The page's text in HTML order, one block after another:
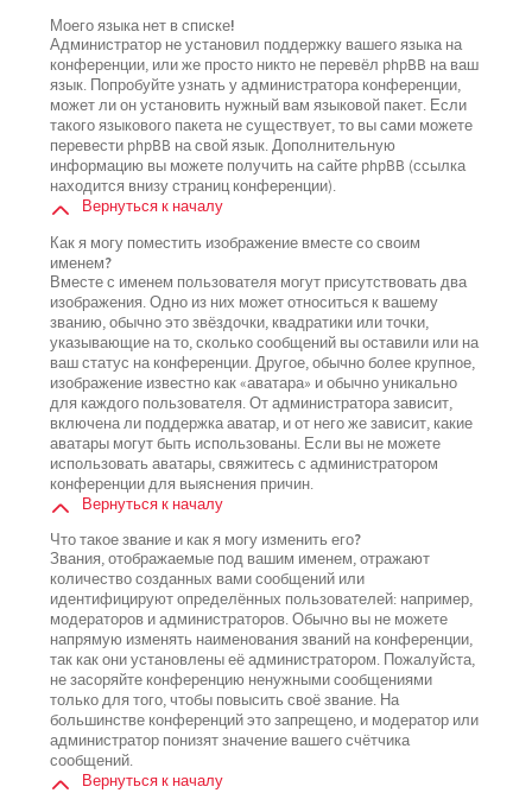
Моего языка нет в списке!
Администратор не установил поддержку вашего языка на
конференции, или же просто никто не перевёл phpBB на ваш
язык. Попробуйте узнать у администратора конференции,
может ли он установить нужный вам языковой пакет. Если
такого языкового пакета не существует, то вы сами можете
перевести phpBB на свой язык. Дополнительную
информацию вы можете получить на сайте phpBB (ссылка
находится внизу страниц конференции).
Вернуться к началу
Как я могу поместить изображение вместе со своим
именем?
Вместе с именем пользователя могут присутствовать два
изображения. Одно из них может относиться к вашему
званию, обычно это звёздочки, квадратики или точки,
указывающие на то, сколько сообщений вы оставили или на
ваш статус на конференции. Другое, обычно более крупное,
изображение известно как «аватара» и обычно уникально
для каждого пользователя. От администратора зависит,
включена ли поддержка аватар, и от него же зависит, какие
аватары могут быть использованы. Если вы не можете
использовать аватары, свяжитесь с администратором
конференции для выяснения причин.
Вернуться к началу
Что такое звание и как я могу изменить его?
Звания, отображаемые под вашим именем, отражают
количество созданных вами сообщений или
идентифицируют определённых пользователей: например,
модераторов и администраторов. Обычно вы не можете
напрямую изменять наименования званий на конференции,
так как они установлены её администратором. Пожалуйста,
не засоряйте конференцию ненужными сообщениями
только для того, чтобы повысить своё звание. На
большинстве конференций это запрещено, и модератор или
администратор понизят значение вашего счётчика
сообщений.
Вернуться к началу